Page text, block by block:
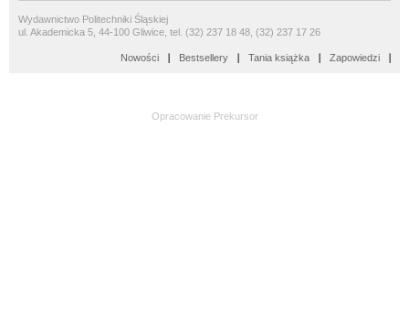
Wydawnictwo Politechniki Śląskiej
ul. Akademicka 5, 44-100 Gliwice, tel. (32) 237 18 48, (32) 237 17 26
Nowości Bestsellery Tania książka Zapowiedzi
Opracowanie Prekursor